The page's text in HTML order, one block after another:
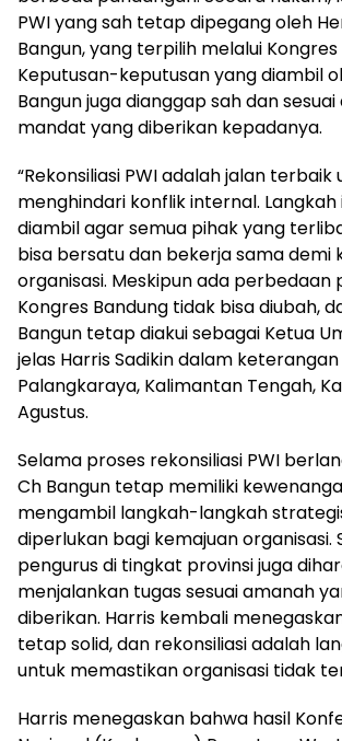
PWI yang sah tetap dipegang oleh
Bangun, yang terpilih melalui Kongres
Keputusan-keputusan yang diambil
Bangun juga dianggap sah dan
mandat yang diberikan kepadanya.
“Rekonsiliasi PWI adalah jalan terbaik
menghindari konflik internal. Langkah
diambil agar semua pihak yang
bisa bersatu dan bekerja sama demi
organisasi. Meskipun ada perbedaan
Kongres Bandung tidak bisa diubah,
Bangun tetap diakui sebagai Ketua
jelas Harris Sadikin dalam
Palangkaraya, Kalimantan Tengah,
Agustus.
Selama proses rekonsiliasi PWI
Ch Bangun tetap memiliki
mengambil langkah-langkah
diperlukan bagi kemajuan organisasi.
pengurus di tingkat provinsi juga
menjalankan tugas sesuai amanah
diberikan. Harris kembali
tetap solid, dan rekonsiliasi adalah
untuk memastikan organisasi tidak
Harris menegaskan bahwa hasil